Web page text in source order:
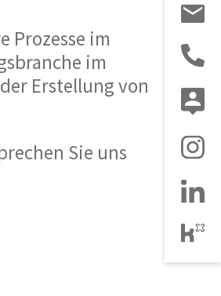
Prozesse im
im
Erstellung von
Sie uns